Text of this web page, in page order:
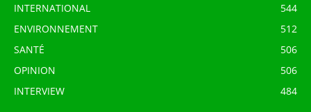
INTERNATIONAL
544
ENVIRONNEMENT
512
SANTÉ
506
OPINION
506
INTERVIEW
484